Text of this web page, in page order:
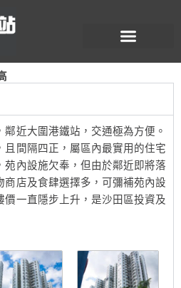
近大圍港鐵站，交通極為方便。
且間隔四正，屬區內最實用的住宅
內設施欠奉，但由於鄰近即將落
商店及食肆選擇多，可彌補苑內設
一直隱步上升，是沙田區投資及